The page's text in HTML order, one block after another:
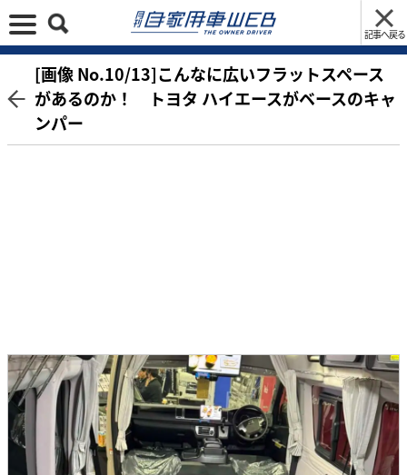
記事へ戻る
[画像 No.10/13]こんなに広いフラットスペース
があるのか！ トヨタ ハイエースがベースのキャ
ンパー